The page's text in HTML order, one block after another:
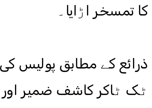
کا تمسخر اڑایا۔
ذرائع کے مطابق پولیس
ٹک ٹاکر کاشف ضمیر